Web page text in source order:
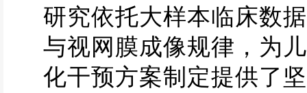
研究依托大样本临床数
与视网膜成像规律，为
化干预方案制定提供了